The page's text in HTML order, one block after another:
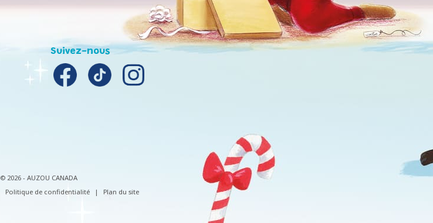
Suivez-nous
© 2026 - AUZOU CANADA
Politique de confidentialité | Plan du site